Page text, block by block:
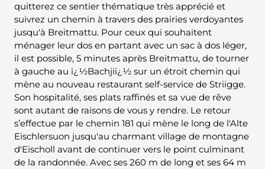
quitterez ce sentier thématique très apprécié et
suivrez un chemin à travers des prairies verdoyantes
jusqu'à Breitmattu. Pour ceux qui souhaitent
ménager leur dos en partant avec un sac à dos léger,
il est possible, 5 minutes après Breitmattu, de tourner
à gauche au ï¿½Bachjiï¿½ sur un étroit chemin qui
mène au nouveau restaurant self-service de Striigge.
Son hospitalité, ses plats raffinés et sa vue de rêve
sont autant de raisons de vous y rendre. Le retour
s’effectue par le chemin 181 qui mène le long de l'Alte
Eischlersuon jusqu'au charmant village de montagne
d'Eischoll avant de continuer vers le point culminant
de la randonnée. Avec ses 260 m de long et ses 64 m